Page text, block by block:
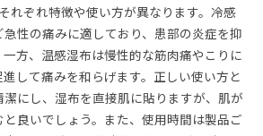
れぞれ特徴や使い方が異なります。冷感
性の痛みに適しており、患部の炎症を抑
方、温感湿布は慢性的な筋肉痛やこりに
して痛みを和らげます。正しい使い方と
潔にし、湿布を直接肌に貼りますが、肌が
良いでしょう。また、使用時間は製品ご